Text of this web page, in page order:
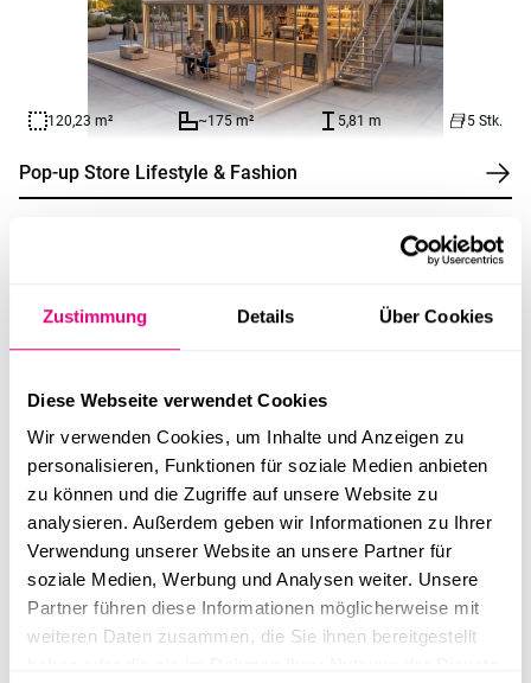
Zustimmung Details Über Cookies
Diese Webseite verwendet Cookies
Wir verwenden Cookies, um Inhalte und Anzeigen zu
personalisieren, Funktionen für soziale Medien anbieten
zu können und die Zugriffe auf unsere Website zu
analysieren. Außerdem geben wir Informationen zu Ihrer
Verwendung unserer Website an unsere Partner für
soziale Medien, Werbung und Analysen weiter. Unsere
Partner führen diese Informationen möglicherweise mit
weiteren Daten zusammen, die Sie ihnen bereitgestellt
120,23 m² ~175 m² 5,81 m 5 Stk.
Pop-up Store Lifestyle & Fashion
71,25 m² ~105 m² 5,71 m
Pop-Up Store Entwurf 107